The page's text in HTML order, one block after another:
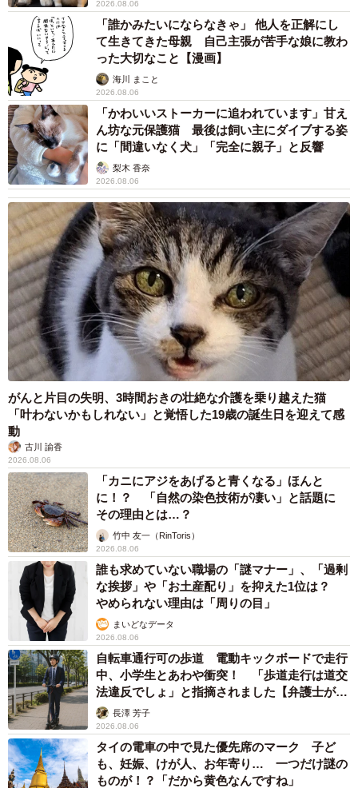
2026.08.06
「誰かみたいにならなきゃ」 他人を正解にし
て生きてきた母親 自己主張が苦手な娘に教わ
った大切なこと【漫画】
海川 まこと
2026.08.06
「かわいいストーカーに追われています」甘え
ん坊な元保護猫 最後は飼い主にダイブする姿
に「間違いなく犬」「完全に親子」と反響
梨木 香奈
2026.08.06
がんと片目の失明、3時間おきの壮絶な介護を乗り越えた猫
「叶わないかもしれない」と覚悟した19歳の誕生日を迎えて感
動
古川 諭香
2026.08.06
「カニにアジをあげると青くなる」ほんと
に！？ 「自然の染色技術が凄い」と話題に
その理由とは…？
竹中 友一（RinToris）
2026.08.06
誰も求めていない職場の「謎マナー」、「過剰
な挨拶」や「お土産配り」を抑えた1位は？
やめられない理由は「周りの目」
まいどなデータ
2026.08.06
自転車通行可の歩道 電動キックボードで走行
中、小学生とあわや衝突！ 「歩道走行は道交
法違反でしょ」と指摘されました【弁護士が解
説】長澤 芳子
2026.08.06
タイの電車の中で見た優先席のマーク 子ど
も、妊娠、けが人、お年寄り… 一つだけ謎の
ものが！？「だから黄色なんですね」